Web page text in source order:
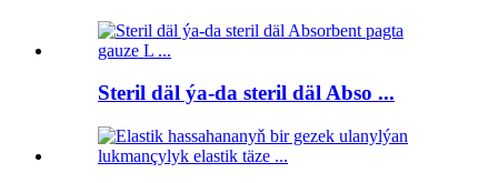
Steril däl ýa-da steril däl Abso ...